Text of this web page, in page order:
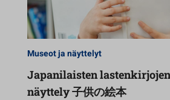
Museot ja näyttelyt
Japanilaisten
näyttely 子供の絵本